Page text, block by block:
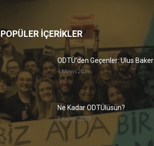
POPÜLER İÇERİKLER
ODTÜ’den Geçenler: Ulus Baker
4 Mayıs 2019
Ne Kadar ODTÜlüsün?
2 Kasım 2025